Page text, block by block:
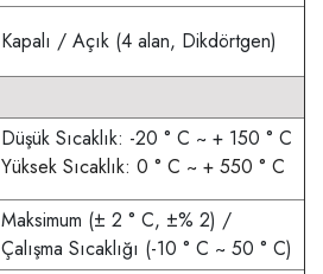
Kapalı / Açık (4 alan, Dikdörtgen)
Düşük Sıcaklık: -20 ° C ~ + 150 ° C
Yüksek Sıcaklık: 0 ° C ~ + 550 ° C
Maksimum (± 2 ° C, ±% 2) /
Çalışma Sıcaklığı (-10 ° C ~ 50 ° C)